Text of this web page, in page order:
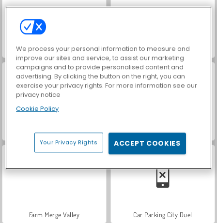
Battle Arena: RPG Online ASMR Makeover & Makeup Studio
Nuclear Day Survival Hüpfkrieger
Farm Merge Valley Car Parking City Duel
We process your personal information to measure and
improve our sites and service, to assist our marketing
campaigns and to provide personalised content and
advertising. By clicking the button on the right, you can
exercise your privacy rights. For more information see our
privacy notice
Cookie Policy
Your Privacy Rights ACCEPT COOKIES